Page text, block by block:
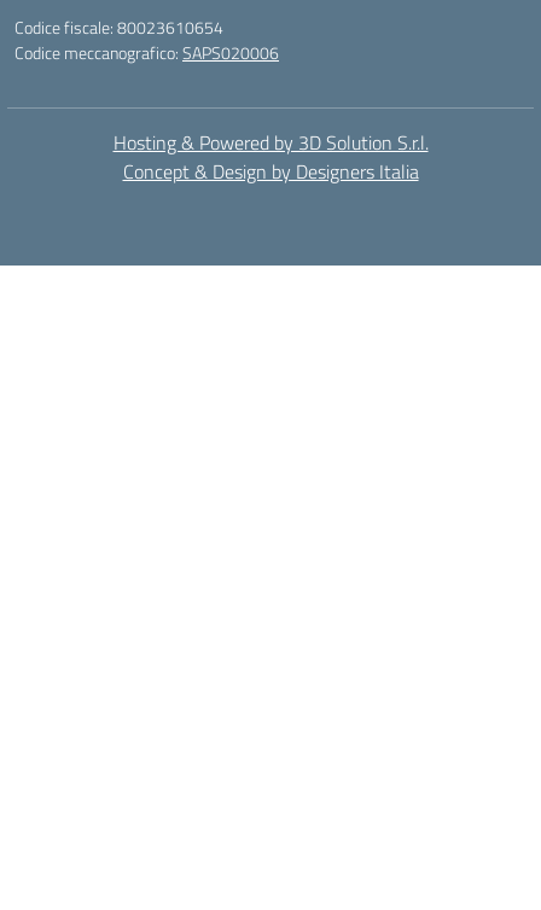
Codice fiscale: 80023610654
Codice meccanografico:SAPS020006
Hosting & Powered by 3D Solution S.r.l.
Concept & Design by Designers Italia